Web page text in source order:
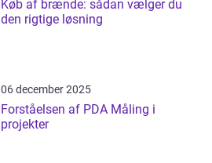
Køb af brænde: sådan vælger du
den rigtige løsning
06 december 2025
Forståelsen af PDA Måling i
projekter